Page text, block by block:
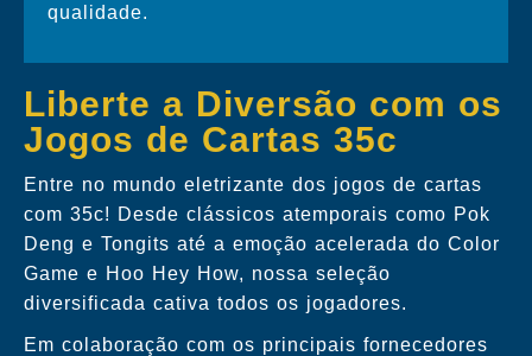
qualidade.
Liberte a Diversão com os
Jogos de Cartas 35c
Entre no mundo eletrizante dos jogos de cartas
com 35c! Desde clássicos atemporais como Pok
Deng e Tongits até a emoção acelerada do Color
Game e Hoo Hey How, nossa seleção
diversificada cativa todos os jogadores.
Em colaboração com os principais fornecedores